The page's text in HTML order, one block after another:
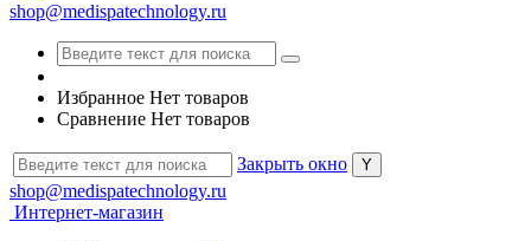
shop@medispatechnology.ru
Избранное Нет товаров
Сравнение Нет товаров
Закрыть окно
shop@medispatechnology.ru
Интернет-магазин